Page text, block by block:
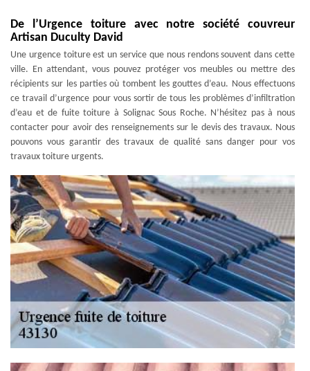
De l’Urgence toiture avec notre société couvreur
Artisan Duculty David
Une urgence toiture est un service que nous rendons souvent dans cette
ville. En attendant, vous pouvez protéger vos meubles ou mettre des
récipients sur les parties où tombent les gouttes d’eau. Nous effectuons
ce travail d’urgence pour vous sortir de tous les problèmes d’infiltration
d’eau et de fuite toiture à Solignac Sous Roche. N’hésitez pas à nous
contacter pour avoir des renseignements sur le devis des travaux. Nous
pouvons vous garantir des travaux de qualité sans danger pour vos
travaux toiture urgents.